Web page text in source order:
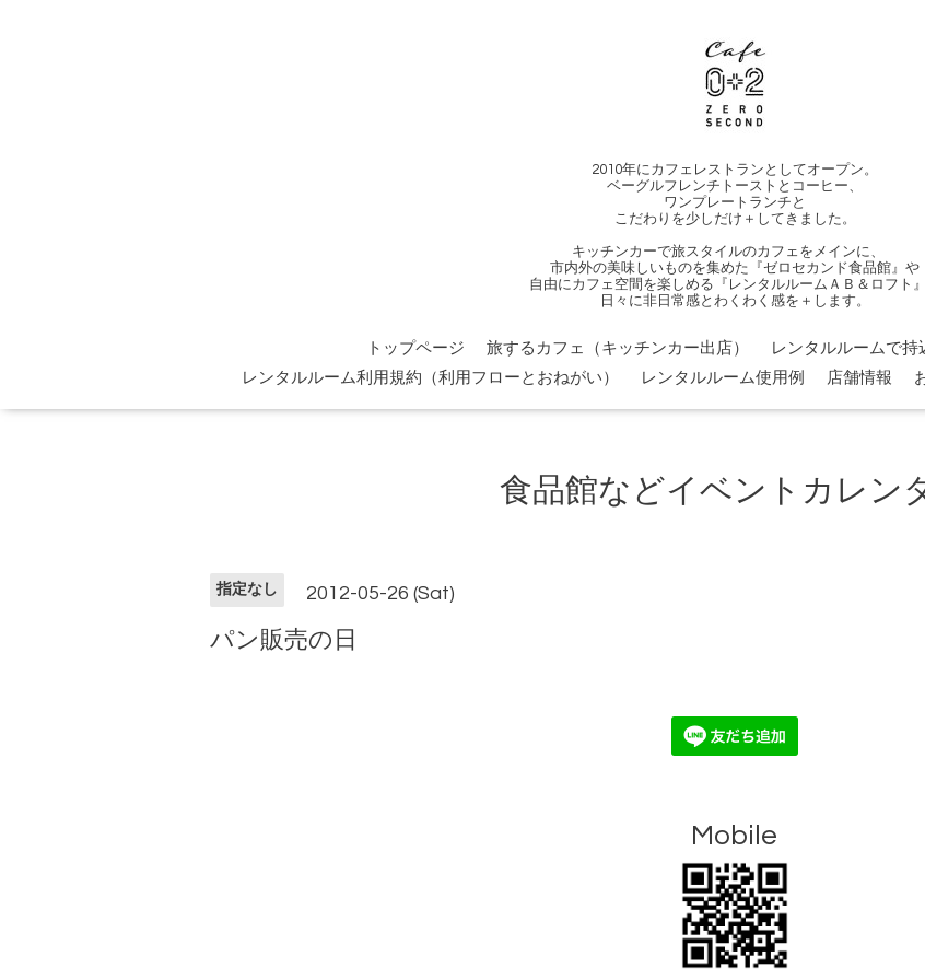
2010年にカフェレストランとしてオープン。
ベーグルフレンチトーストとコーヒー、
ワンプレートランチと
こだわりを少しだけ＋してきました。
キッチンカーで旅スタイルのカフェをメインに、
市内外の美味しいものを集めた『ゼロセカンド食品館』や
自由にカフェ空間を楽しめる『レンタルルームＡＢ＆ロフト
日々に非日常感とわくわく感を＋します。
トップページ 旅するカフェ（キッチンカー出店）
レンタルルームで
レンタルルーム利用規約（利用フローとおねがい）
レンタルルーム使用例 店舗情報
食品館などイベントカレン
指定なし 2012-05-26 (Sat)
パン販売の日
Mobile